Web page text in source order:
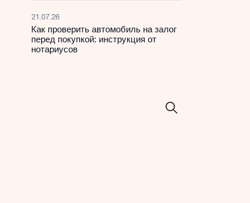
21.07.26
Как проверить автомобиль на залог
перед покупкой: инструкция от
нотариусов